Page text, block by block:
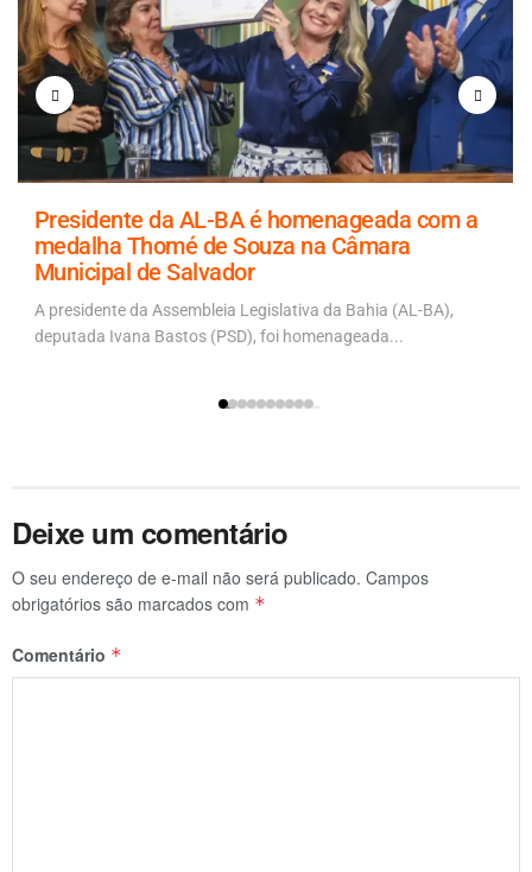
Presidente da AL-BA é homenageada com a
medalha Thomé de Souza na Câmara
Municipal de Salvador
A presidente da Assembleia Legislativa da Bahia (AL-BA),
deputada Ivana Bastos (PSD), foi homenageada...
Deixe um comentário
O seu endereço de e-mail não será publicado. Campos
obrigatórios são marcados com *
Comentário *